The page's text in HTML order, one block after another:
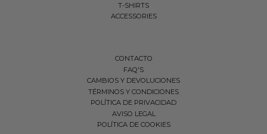
T-SHIRTS
ACCESSORIES
CONTACTO
FAQ'S
CAMBIOS Y DEVOLUCIONES
TÉRMINOS Y CONDICIONES
POLÍTICA DE PRIVACIDAD
AVISO LEGAL
POLÍTICA DE COOKIES